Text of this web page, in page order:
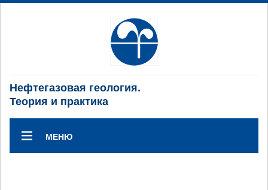
Нефтегазовая геология.
Теория и практика
МЕНЮ